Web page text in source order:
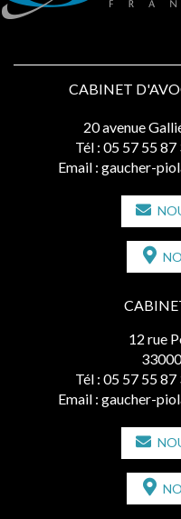
CABINET
20 avenue
Tél : 05 57 55 87
Email : gaucher-
12 rue
Tél : 05 57 55 87
Email : gaucher-